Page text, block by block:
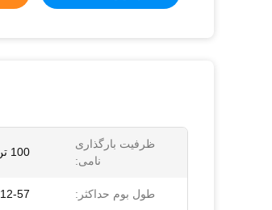
ظرفیت بارگذاری
نامی:
100 تن
طول بوم حداکثر: 12-57 متر